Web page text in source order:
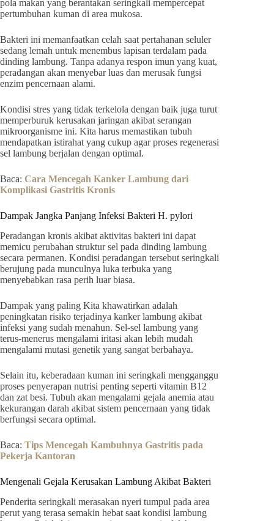
pola makan yang berantakan seringkali mempercepat
pertumbuhan kuman di area mukosa.
Bakteri ini memanfaatkan celah saat pertahanan seluler
sedang lemah untuk menembus lapisan terdalam pada
dinding lambung. Tanpa adanya respon imun yang kuat,
peradangan akan menyebar luas dan merusak fungsi
enzim pencernaan alami.
Kondisi stres yang tidak terkelola dengan baik juga turut
memperburuk kerusakan jaringan akibat serangan
mikroorganisme ini. Kita harus memastikan tubuh
mendapatkan istirahat yang cukup agar proses regenerasi
sel lambung berjalan dengan optimal.
Baca: Cara Mencegah Kanker Lambung dari
Komplikasi Gastritis Kronis
Dampak Jangka Panjang Infeksi Bakteri H. pylori
Peradangan kronis akibat aktivitas bakteri ini dapat
memicu perubahan struktur sel pada dinding lambung
secara permanen. Kondisi peradangan tersebut seringkali
berujung pada munculnya luka terbuka yang
menyebabkan rasa perih luar biasa.
Dampak yang paling Kita khawatirkan adalah
peningkatan risiko terjadinya kanker lambung akibat
infeksi yang sudah menahun. Sel-sel lambung yang
terus-menerus mengalami iritasi akan lebih mudah
mengalami mutasi genetik yang sangat berbahaya.
Selain itu, keberadaan kuman ini seringkali mengganggu
proses penyerapan nutrisi penting seperti vitamin B12
dan zat besi. Tubuh akan mengalami gejala anemia atau
kekurangan darah akibat sistem pencernaan yang tidak
berfungsi secara optimal.
Baca: Tips Mencegah Kambuhnya Gastritis pada
Pekerja Kantoran
Mengenali Gejala Kerusakan Lambung Akibat Bakteri
Penderita seringkali merasakan nyeri tumpul pada area
perut yang terasa semakin hebat saat kondisi lambung